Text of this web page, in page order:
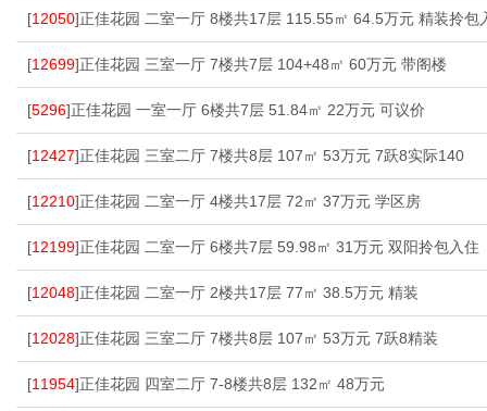
[12050]正佳花园 二室一厅 8楼共17层 115.55㎡ 64.5万元 精装拎包
[12699]正佳花园 三室一厅 7楼共7层 104+48㎡ 60万元 带阁楼
[5296]正佳花园 一室一厅 6楼共7层 51.84㎡ 22万元 可议价
[12427]正佳花园 三室二厅 7楼共8层 107㎡ 53万元 7跃8实际140
[12210]正佳花园 二室一厅 4楼共17层 72㎡ 37万元 学区房
[12199]正佳花园 二室一厅 6楼共7层 59.98㎡ 31万元 双阳拎包入住
[12048]正佳花园 二室一厅 2楼共17层 77㎡ 38.5万元 精装
[12028]正佳花园 三室二厅 7楼共8层 107㎡ 53万元 7跃8精装
[11954]正佳花园 四室二厅 7-8楼共8层 132㎡ 48万元